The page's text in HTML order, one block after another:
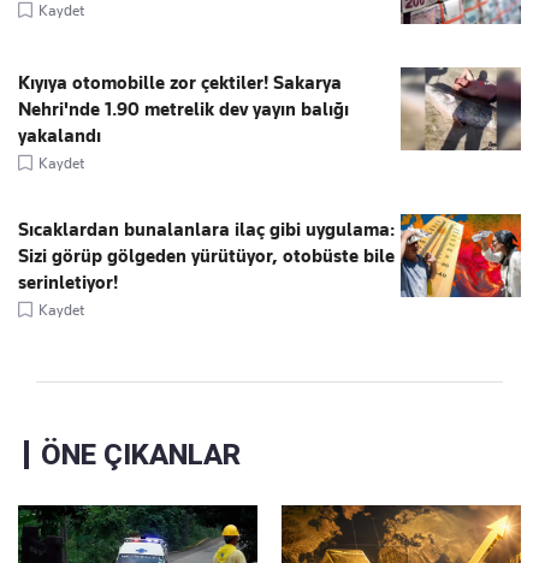
Kaydet
Kıyıya otomobille zor çektiler! Sakarya
Nehri'nde 1.90 metrelik dev yayın balığı
yakalandı
Kaydet
Sıcaklardan bunalanlara ilaç gibi uygulama:
Sizi görüp gölgeden yürütüyor, otobüste bile
serinletiyor!
Kaydet
ÖNE ÇIKANLAR